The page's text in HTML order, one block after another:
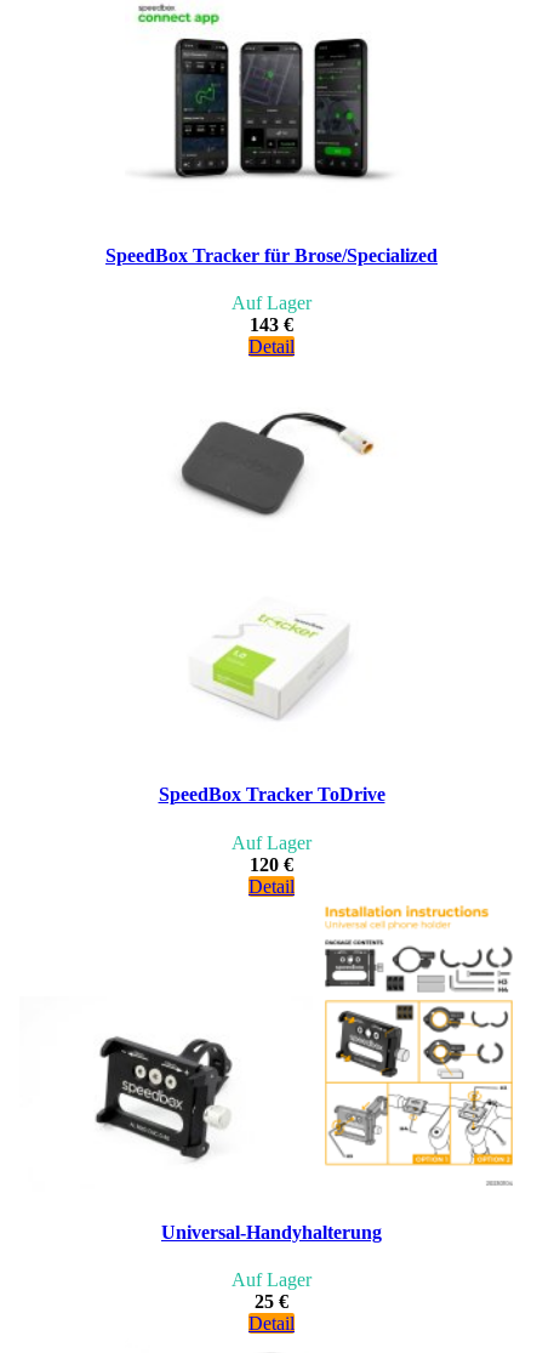
SpeedBox Tracker für Brose/Specialized
Auf Lager
143 €
Detail
SpeedBox Tracker ToDrive
Auf Lager
120 €
Detail
Universal-Handyhalterung
Auf Lager
25 €
Detail